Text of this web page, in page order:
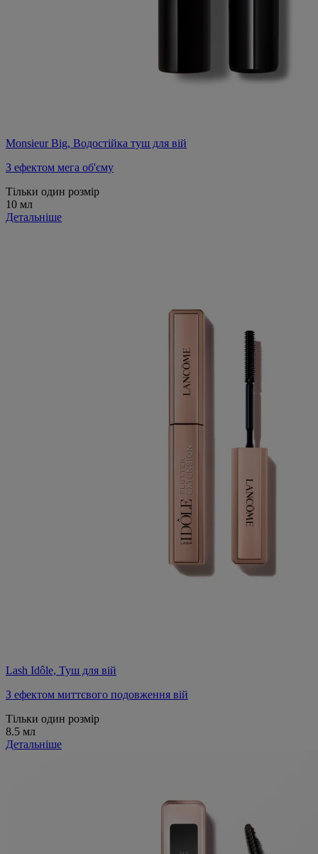
Monsieur Big, Водостійка туш для вій
З ефектом мега об'єму
Тільки один розмір
10 мл
Детальніше
Lash Idôle, Туш для вій
З ефектом миттєвого подовження вій
Тільки один розмір
8.5 мл
Детальніше